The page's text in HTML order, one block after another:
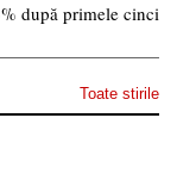
după primele cinci
Toate stirile